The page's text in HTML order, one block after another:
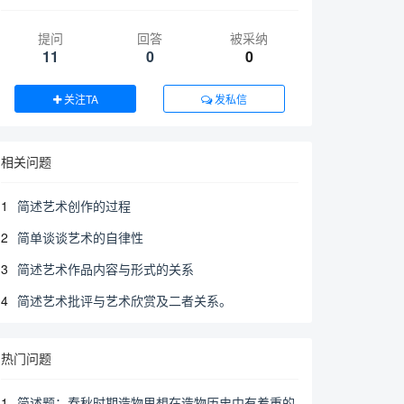
提问
11
回答
0
被采纳
0
关注TA 发私信
相关问题
1
简述艺术创作的过程
2 简单谈谈艺术的自律性
3 简述艺术作品内容与形式的关系
4 简述艺术批评与艺术欣赏及二者关系。
热门问题